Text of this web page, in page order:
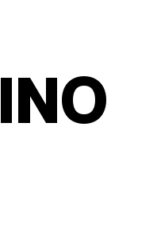
INO